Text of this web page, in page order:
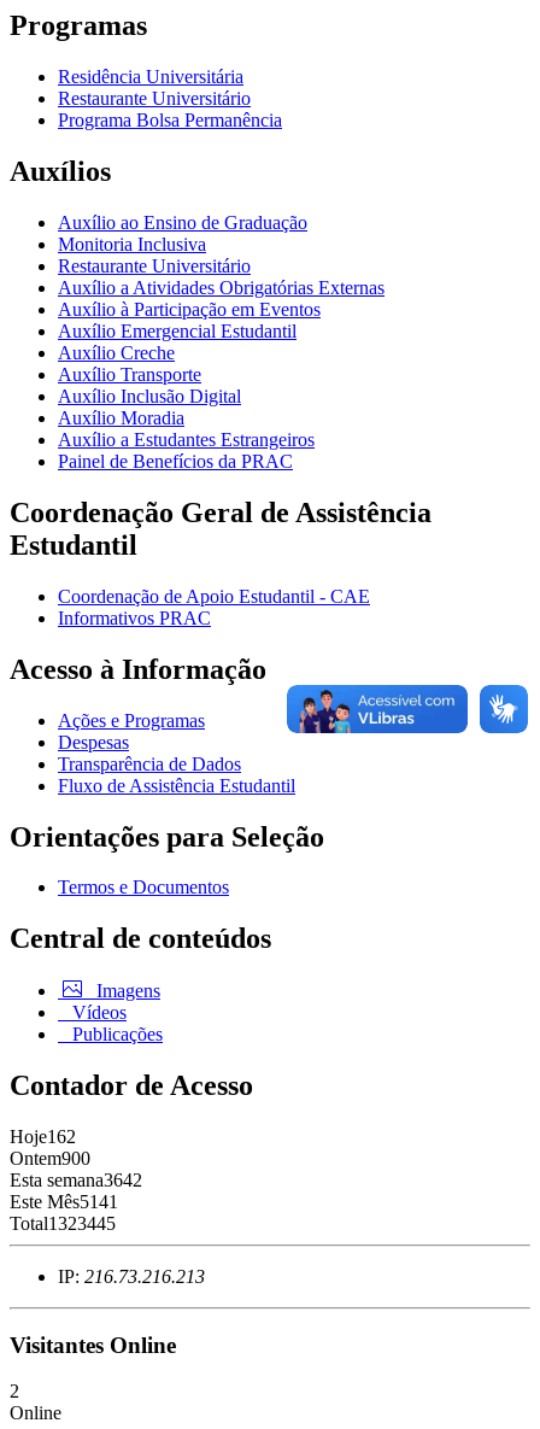
Programas
Residência Universitária
Restaurante Universitário
Programa Bolsa Permanência
Auxílios
Auxílio ao Ensino de Graduação
Monitoria Inclusiva
Restaurante Universitário
Auxílio a Atividades Obrigatórias Externas
Auxílio à Participação em Eventos
Auxílio Emergencial Estudantil
Auxílio Creche
Auxílio Transporte
Auxílio Inclusão Digital
Auxílio Moradia
Auxílio a Estudantes Estrangeiros
Painel de Benefícios da PRAC
Coordenação Geral de Assistência
Estudantil
Coordenação de Apoio Estudantil - CAE
Informativos PRAC
Acesso à Informação
Ações e Programas
Despesas
Transparência de Dados
Fluxo de Assistência Estudantil
Orientações para Seleção
Termos e Documentos
Central de conteúdos
Imagens
Vídeos
Publicações
Contador de Acesso
Hoje162
Ontem900
Esta semana3642
Este Mês5141
Total1323445
IP: 216.73.216.213
Visitantes Online
2
Online